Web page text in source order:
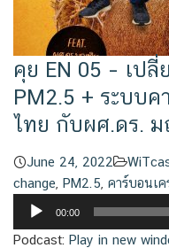
คุย EN 05 – เป
PM2.5 + ระบบค
ไทย กับผศ.ดร.
June 24, 2022
change PM2.5 คาร์บอนเค
Audio
00:00
Podcast: Play in new